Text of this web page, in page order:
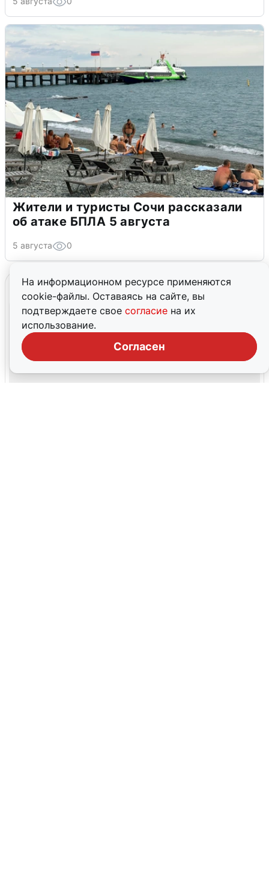
На информационном ресурсе применяются
cookie-файлы. Оставаясь на сайте, вы
подтверждаете свое согласие на их
использование.
Согласен
Жители и туристы Сочи рассказали
об атаке БПЛА 5 августа
5 августа 0